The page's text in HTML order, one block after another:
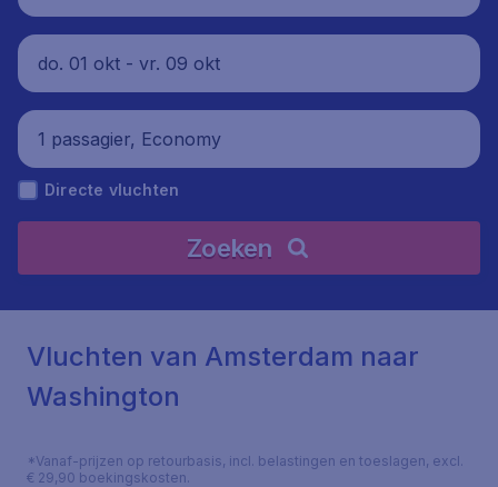
en Washington Dulles), Verenigde Staten
do. 01 okt - vr. 09 okt
1 passagier, Economy
Directe vluchten
Zoeken
Vluchten van Amsterdam naar
Washington
*Vanaf-prijzen op retourbasis, incl. belastingen en toeslagen, excl.
€ 29,90 boekingskosten.